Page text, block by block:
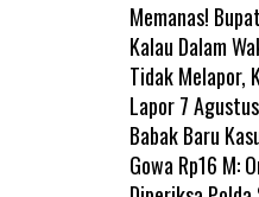
Memanas!
Kalau Dalam
Tidak Melapor,
Lapor 7
Babak Baru
Gowa Rp16 M: